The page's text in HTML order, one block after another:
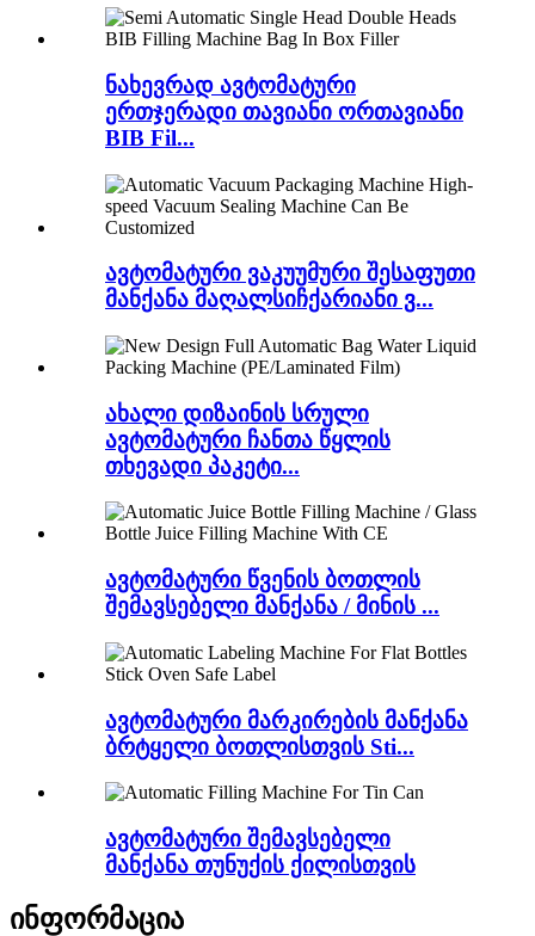
ნახევრად ავტომატური
ერთჯერადი თავიანი ორთავიანი
BIB Fil...
ავტომატური ვაკუუმური შესაფუთი
მანქანა მაღალსიჩქარიანი ვ...
ახალი დიზაინის სრული
ავტომატური ჩანთა წყლის
თხევადი პაკეტი...
ავტომატური წვენის ბოთლის
შემავსებელი მანქანა / მინის ...
ავტომატური მარკირების მანქანა
ბრტყელი ბოთლისთვის Sti...
ავტომატური შემავსებელი
მანქანა თუნუქის ქილისთვის
ინფორმაცია